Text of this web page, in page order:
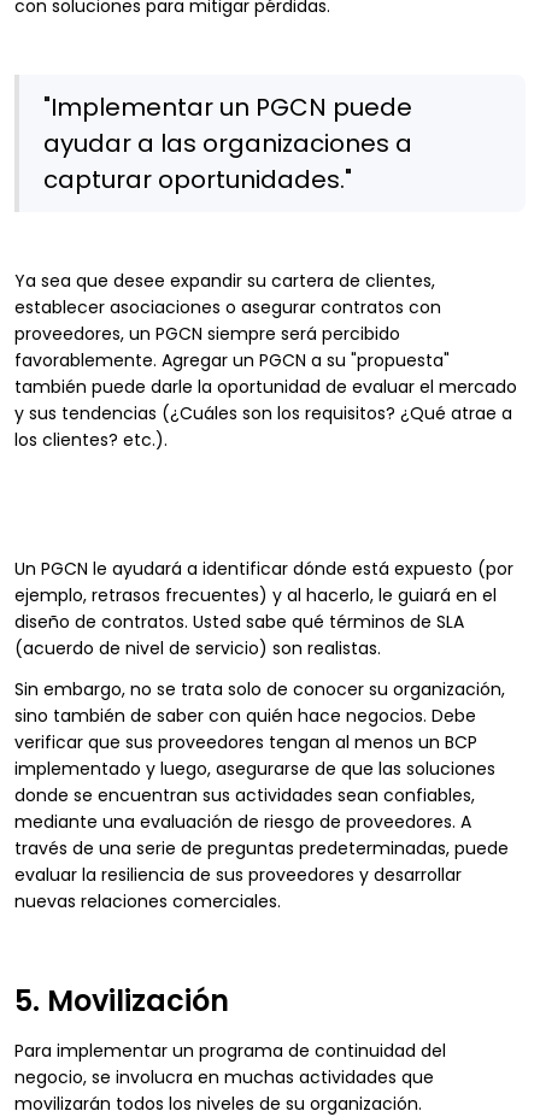
con soluciones para mitigar pérdidas.
"Implementar un PGCN puede
ayudar a las organizaciones a
capturar oportunidades."
Ya sea que desee expandir su cartera de clientes,
establecer asociaciones o asegurar contratos con
proveedores, un PGCN siempre será percibido
favorablemente. Agregar un PGCN a su "propuesta"
también puede darle la oportunidad de evaluar el mercado
y sus tendencias (¿Cuáles son los requisitos? ¿Qué atrae a
los clientes? etc.).
Un PGCN le ayudará a identificar dónde está expuesto (por
ejemplo, retrasos frecuentes) y al hacerlo, le guiará en el
diseño de contratos. Usted sabe qué términos de SLA
(acuerdo de nivel de servicio) son realistas.
Sin embargo, no se trata solo de conocer su organización,
sino también de saber con quién hace negocios. Debe
verificar que sus proveedores tengan al menos un BCP
implementado y luego, asegurarse de que las soluciones
donde se encuentran sus actividades sean confiables,
mediante una evaluación de riesgo de proveedores. A
través de una serie de preguntas predeterminadas, puede
evaluar la resiliencia de sus proveedores y desarrollar
nuevas relaciones comerciales.
5. Movilización
Para implementar un programa de continuidad del
negocio, se involucra en muchas actividades que
movilizarán todos los niveles de su organización.